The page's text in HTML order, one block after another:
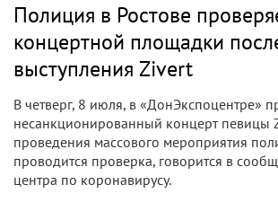
Полиция в Ростове
концертной площадки
выступления Zivert
В четверг, 8 июля, в «ДонЭкспоцентре»
несанкционированный концерт певицы
проведения массового мероприятия
проводится проверка, говорится в
центра по коронавирусу.